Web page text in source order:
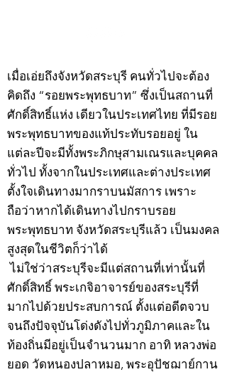
เมื่อเอ่ยถึงจังหวัดสระบุรี คนทั่วไปจะต้อง
คิดถึง “รอยพระพุทธบาท” ซึ่งเป็นสถานที่
ศักดิ์สิทธิ์แห่ง เดียวในประเทศไทย ที่มีรอย
พระพุทธบาทของแท้ประทับรอยอยู่ ใน
แต่ละปีจะมีทั้งพระภิกษุสามเณรและบุคคล
ทั่วไป ทั้งจากในประเทศและต่างประเทศ
ตั้งใจเดินทางมากราบนมัสการ เพราะ
ถือว่าหากได้เดินทางไปกราบรอย
พระพุทธบาท จังหวัดสระบุรีแล้ว เป็นมงคล
สูงสุดในชีวิตก็ว่าได้
ไม่ใช่ว่าสระบุรีจะมีแต่สถานที่เท่านั้นที่
ศักดิ์สิทธิ์ พระเกจิอาจารย์ของสระบุรีที่
มากไปด้วยประสบการณ์ ตั้งแต่อดีตจวบ
จนถึงปัจจุบันโด่งดังไปทั่วภูมิภาคและใน
ท้องถิ่นมีอยู่เป็นจำนวนมาก อาทิ หลวงพ่อ
ยอด วัดหนองปลาหมอ, พระอุปัชฌาย์กาน